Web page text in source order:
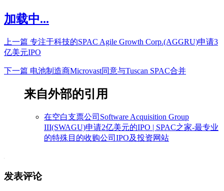
加载中...
上一篇 专注于科技的SPAC Agile Growth Corp.(AGGRU)申请3
亿美元IPO
下一篇 电池制造商Microvast同意与Tuscan SPAC合并
来自外部的引用
在空白支票公司Software Acquisition Group
III(SWAGU)申请2亿美元的IPO | SPAC之家-最专业
的特殊目的收购公司IPO及投资网站
发表评论